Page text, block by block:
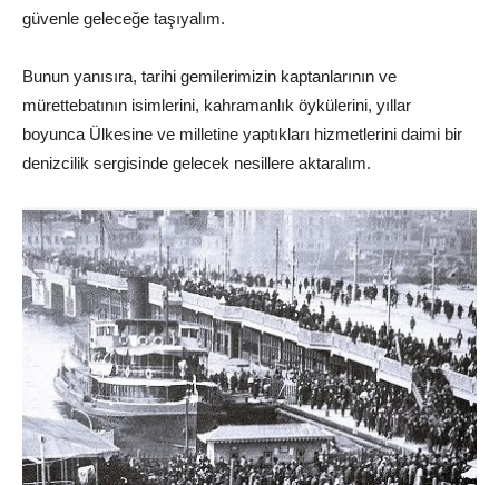
güvenle geleceğe taşıyalım.
Bunun yanısıra, tarihi gemilerimizin kaptanlarının ve
mürettebatının isimlerini, kahramanlık öykülerini, yıllar
boyunca Ülkesine ve milletine yaptıkları hizmetlerini daimi bir
denizcilik sergisinde gelecek nesillere aktaralım.